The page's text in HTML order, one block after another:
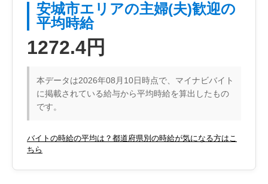
安城市エリアの主婦(夫)歓迎の
平均時給
1272.4円
本データは2026年08月10日時点で、マイナビバイト
に掲載されている給与から平均時給を算出したもの
です。
バイトの時給の平均は？都道府県別の時給が気になる方はこ
ちら